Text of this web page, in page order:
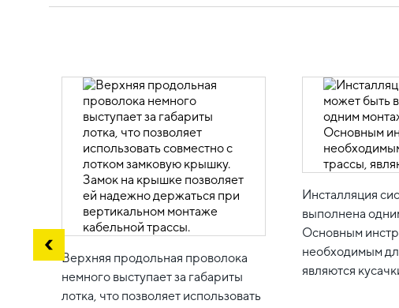
Верхняя продольная проволока
немного выступает за габариты
лотка, что позволяет использовать
Инсталляция
выполнена
Основным
необходимым
являются